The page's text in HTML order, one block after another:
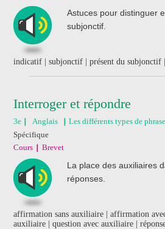
Astuces pour distinguer
subjonctif.
indicatif | subjonctif | présent du subjonctif
Interroger et répondre
3e Anglais
Les différents types de
Spécifique
Cours
Brevet
La place des auxiliaires
réponses.
affirmation sans auxiliaire | affirmation
auxiliaire | question avec auxiliaire |